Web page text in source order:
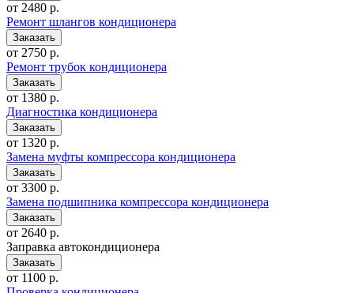
от 2480 р.
Ремонт шлангов кондиционера
от 2750 р.
Ремонт трубок кондиционера
от 1380 р.
Диагностика кондиционера
от 1320 р.
Замена муфты компрессора кондиционера
от 3300 р.
Замена подшипника компрессора кондиционера
от 2640 р.
Заправка автокондиционера
от 1100 р.